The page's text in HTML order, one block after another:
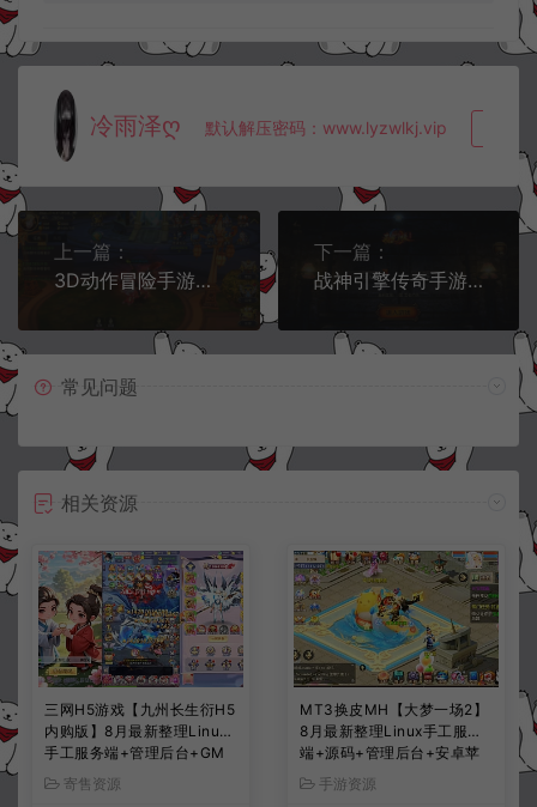
冷雨泽ღ 默认解压密码：www.lyzwlkj.vip
上一篇：
3D动作冒险手游【新龙之谷之冰龙二觉】6月最新整理Linux手工服务端+本地内部注册验证+GM授权后台+安卓苹果双端+详细搭建教程+视频教程
下一篇：
战神引擎传奇手游【王者归来三职业二大陆[白猪3.1]】6月最新整理Win一键服务端+GM授权后台+安卓苹果双端+详细搭建教程+视频教程
常见问题
相关资源
三网H5游戏【九州长生衍H5
内购版】8月最新整理Linux
手工服务端+管理后台+GM
授权后台+简易安卓客户端
+详细搭建教程+视频教程
寄售资源
MT3换皮MH【大梦一场2】
8月最新整理Linux手工服务
端+源码+管理后台+安卓苹
果双端+详细搭建教程+视频
教程
手游资源